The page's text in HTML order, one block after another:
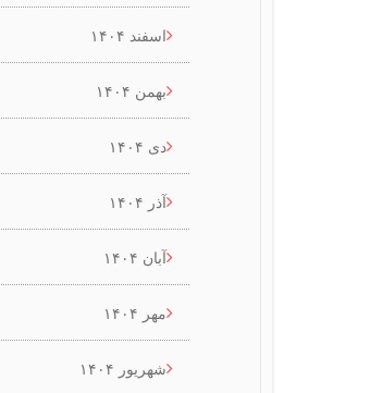
اسفند ۱۴۰۴
بهمن ۱۴۰۴
دی ۱۴۰۴
آذر ۱۴۰۴
آبان ۱۴۰۴
مهر ۱۴۰۴
شهریور ۱۴۰۴